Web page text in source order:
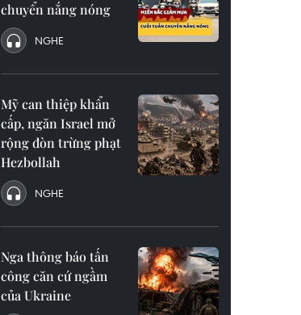
chuyển nắng nóng
NGHE
Mỹ can thiệp khẩn
cấp, ngăn Israel mở
rộng đòn trừng phạt
Hezbollah
NGHE
Nga thông báo tấn
công căn cứ ngầm
của Ukraine